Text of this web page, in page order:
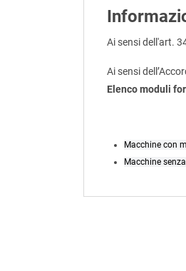
Ai sensi dell'art.
Ai sensi
Elenco moduli
Macchine con
Macchine